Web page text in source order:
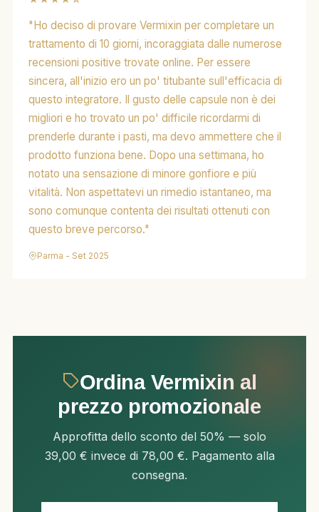
"Ho deciso di provare Vermixin per completare un
trattamento di 10 giorni, incoraggiata dalle numerose
recensioni positive trovate online. Per essere
sincera, all'inizio ero un po' titubante sull'efficacia di
questo integratore. Il gusto delle capsule non è dei
migliori e ho trovato un po' difficile ricordarmi di
prenderle durante i pasti, ma devo ammettere che il
prodotto funziona bene. Dopo una settimana, ho
notato una sensazione di minore gonfiore e più
vitalità. Non aspettatevi un rimedio istantaneo, ma
sono comunque contenta dei risultati ottenuti con
questo breve percorso."
Parma - Set 2025
Ordina Vermixin al
prezzo promozionale
Approfitta dello sconto del 50% — solo
39,00 € invece di 78,00 €. Pagamento alla
consegna.